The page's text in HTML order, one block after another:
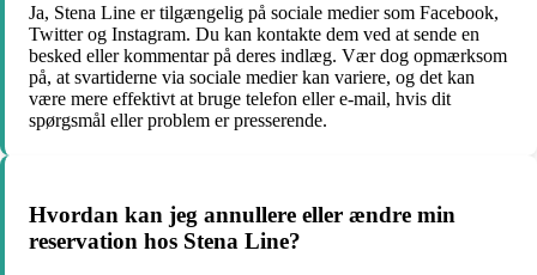
Ja, Stena Line er tilgængelig på sociale medier som Facebook,
Twitter og Instagram. Du kan kontakte dem ved at sende en
besked eller kommentar på deres indlæg. Vær dog opmærksom
på, at svartiderne via sociale medier kan variere, og det kan
være mere effektivt at bruge telefon eller e-mail, hvis dit
spørgsmål eller problem er presserende.
Hvordan kan jeg annullere eller ændre min
reservation hos Stena Line?